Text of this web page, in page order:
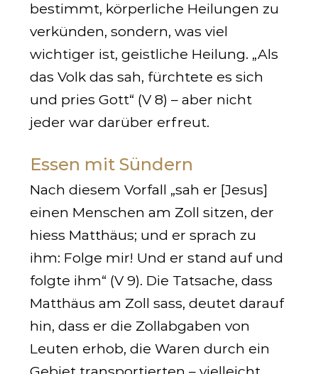
bestimmt, körperliche Heilungen zu
verkünden, sondern, was viel
wichtiger ist, geistliche Heilung. „Als
das Volk das sah, fürchtete es sich
und pries Gott“ (V 8) – aber nicht
jeder war darüber erfreut.
Essen mit Sündern
Nach diesem Vorfall „sah er [Jesus]
einen Menschen am Zoll sitzen, der
hiess Matthäus; und er sprach zu
ihm: Folge mir! Und er stand auf und
folgte ihm“ (V 9). Die Tatsache, dass
Matthäus am Zoll sass, deutet darauf
hin, dass er die Zollabgaben von
Leuten erhob, die Waren durch ein